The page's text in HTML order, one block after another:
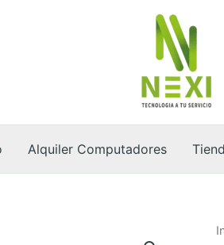
Alquiler Computadores